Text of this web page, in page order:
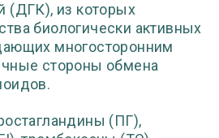
(ДГК), из которых
биологически активных
многосторонним
стороны обмена
(ПГ),